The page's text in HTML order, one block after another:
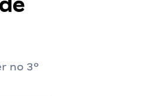
no 3º